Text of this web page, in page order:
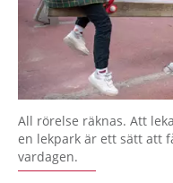
All rörelse räknas. Att
en lekpark är ett sätt att
vardagen.